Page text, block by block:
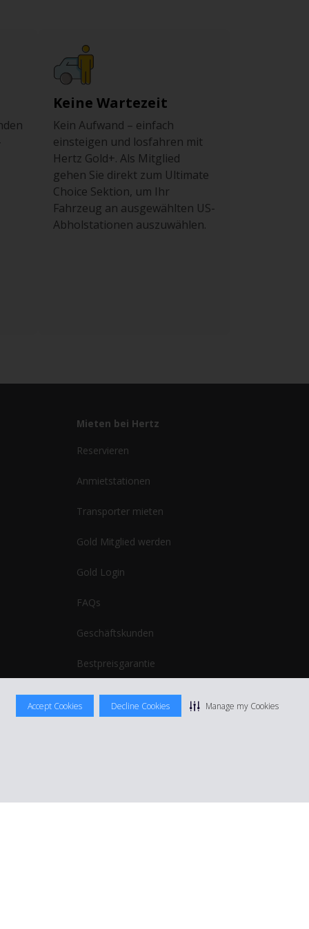
Accept Cookies Decline Cookies Manage my Cookies
Keine Wartezeit
Kein Aufwand – einfach
einsteigen und losfahren mit
Hertz Gold+. Als Mitglied
gehen Sie direkt zum Ultimate
Choice Sektion, um Ihr
Fahrzeug an ausgewählten US-
Abholstationen auszuwählen.
Mieten bei Hertz
Reservieren
Anmietstationen
Transporter mieten
Gold Mitglied werden
Gold Login
FAQs
Geschäftskunden
Bestpreisgarantie
Hertz Reiseblog